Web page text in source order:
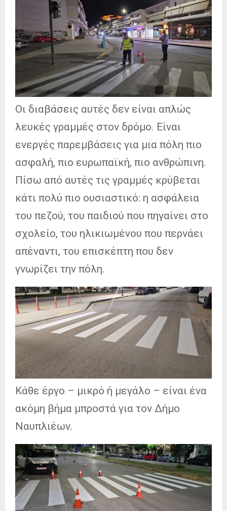
Οι διαβάσεις αυτές δεν είναι απλώς
λευκές γραμμές στον δρόμο. Είναι
ενεργές παρεμβάσεις για μια πόλη πιο
ασφαλή, πιο ευρωπαϊκή, πιο ανθρώπινη.
Πίσω από αυτές τις γραμμές κρύβεται
κάτι πολύ πιο ουσιαστικό: η ασφάλεια
του πεζού, του παιδιού που πηγαίνει στο
σχολείο, του ηλικιωμένου που περνάει
απέναντι, του επισκέπτη που δεν
γνωρίζει την πόλη.
Κάθε έργο – μικρό ή μεγάλο – είναι ένα
ακόμη βήμα μπροστά για τον Δήμο
Ναυπλιέων.